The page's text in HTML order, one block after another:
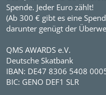
Spende. Jeder Euro zählt!
(Ab 300 € gibt es eine
darunter genügt der
QMS AWARDS e.V.
Deutsche Skatbank
IBAN: DE47 8306 5408
BIC: GENO DEF1 SLR